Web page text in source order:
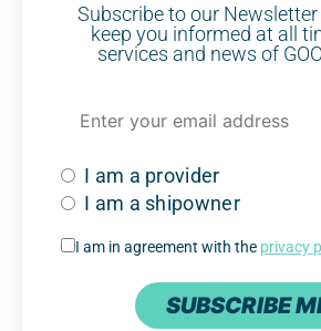
Subscribe to our
keep you informed at all
services and news of
I am a provider
I am a shipowner
I am in agreement with the privacy
SUBSCRIBE